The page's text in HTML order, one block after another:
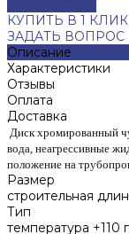
КУПИТЬ В 1 КЛИК
ЗАДАТЬ ВОПРОС
Описание
Характеристики
Отзывы
Оплата
Доставка
Диск хромированный
вода, неагрессивные
положение на
Размер
строительная
Тип
температура +110